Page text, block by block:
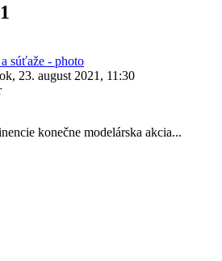
súťaže - photo
23. august 2021, 11:30
konečne modelárska akcia...